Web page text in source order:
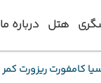
هتل درباره ما
کامفورت ریزورت کمر